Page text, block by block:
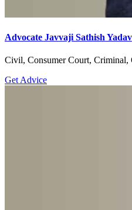
Advocate Javvaji Sathish Yadav
Civil, Consumer Court, Criminal,
Get Advice